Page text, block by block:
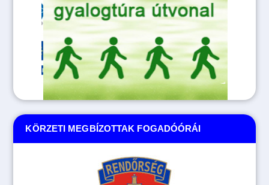
KÖRZETI MEGBÍZOTTAK FOGADÓÓRÁI